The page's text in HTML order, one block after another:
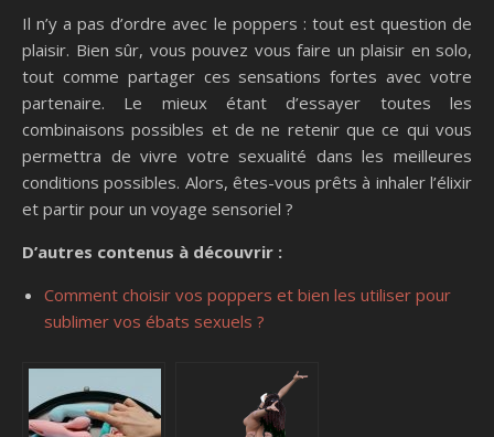
Il n’y a pas d’ordre avec le poppers : tout est question de
plaisir. Bien sûr, vous pouvez vous faire un plaisir en solo,
tout comme partager ces sensations fortes avec votre
partenaire. Le mieux étant d’essayer toutes les
combinaisons possibles et de ne retenir que ce qui vous
permettra de vivre votre sexualité dans les meilleures
conditions possibles. Alors, êtes-vous prêts à inhaler l’élixir
et partir pour un voyage sensoriel ?
D’autres contenus à découvrir :
Comment choisir vos poppers et bien les utiliser pour
sublimer vos ébats sexuels ?